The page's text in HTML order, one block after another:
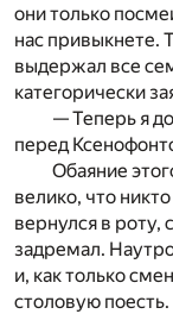
они только
нас
выдержал все
категорически
— Теперь я
перед
Обаяние
велико, что
вернулся в роту,
задремал.
и, как только
столовую